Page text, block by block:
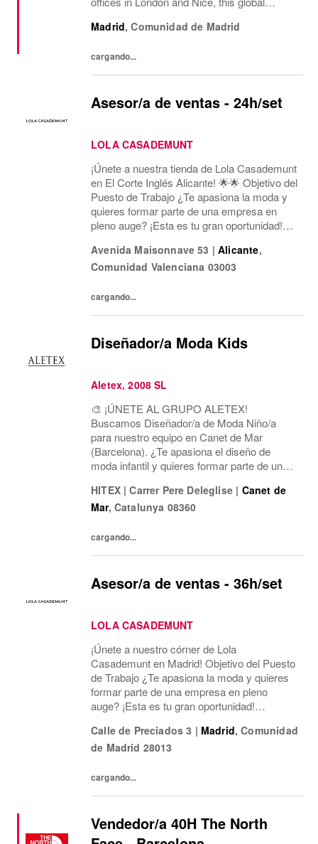
Pepe Jeans London, Hackett, and
Madrid,Comunidad de Madrid
cargando...
Asesor/a de ventas - 24h/set
LOLA CASADEMUNT
¡Únete a nuestra tienda de Lola Casademunt
en El Corte Inglés Alicante! 🌟🌟 Objetivo del
Puesto de Trabajo ¿Te apasiona la moda y
quieres formar parte de una empresa en
pleno auge? ¡Esta es tu gran oportunidad!
para nuestra tienda en Av. Maisonnave, 53...
Avenida Maisonnave 53 | Alicante,
Comunidad Valenciana 03003
cargando...
Diseñador/a Moda Kids
Aletex, 2008 SL
🎨 ¡ÚNETE AL GRUPO ALETEX!
Buscamos Diseñador/a de Moda Niño/a
para nuestro equipo en Canet de Mar
(Barcelona). ¿Te apasiona el diseño de
moda infantil y quieres formar parte de un
buscando!
HITEX | Carrer Pere Deleglise | Canet de
Mar, Catalunya 08360
cargando...
Asesor/a de ventas - 36h/set
LOLA CASADEMUNT
¡Únete a nuestro córner de Lola
Casademunt en Madrid! Objetivo del Puesto
de Trabajo ¿Te apasiona la moda y quieres
formar parte de una empresa en pleno
auge? ¡Esta es tu gran oportunidad!
para nuestro córner en El Corte Inglés de
Preciados. Tu papel será...
Calle de Preciados 3 | Madrid,Comunidad
de Madrid 28013
cargando...
Vendedor/a 40H The North